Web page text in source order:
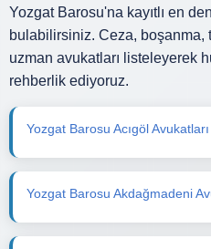
Yozgat Barosu'na kayıtlı en
bulabilirsiniz. Ceza,
uzman avukatları listeleyerek
rehberlik ediyoruz.
Yozgat Barosu Acıgöl Avukatları
Yozgat Barosu Akdağmadeni